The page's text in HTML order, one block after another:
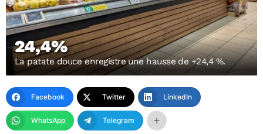
24,4%
La patate douce enregistre une hausse de +24,4 %.
Facebook Twitter LinkedIn
WhatsApp Telegram